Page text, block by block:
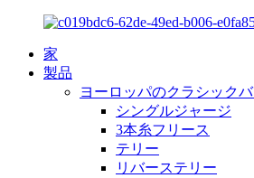
家
製品
ヨーロッパのクラシック
シングルジャージ
3本糸フリース
テリー
リバーステリー